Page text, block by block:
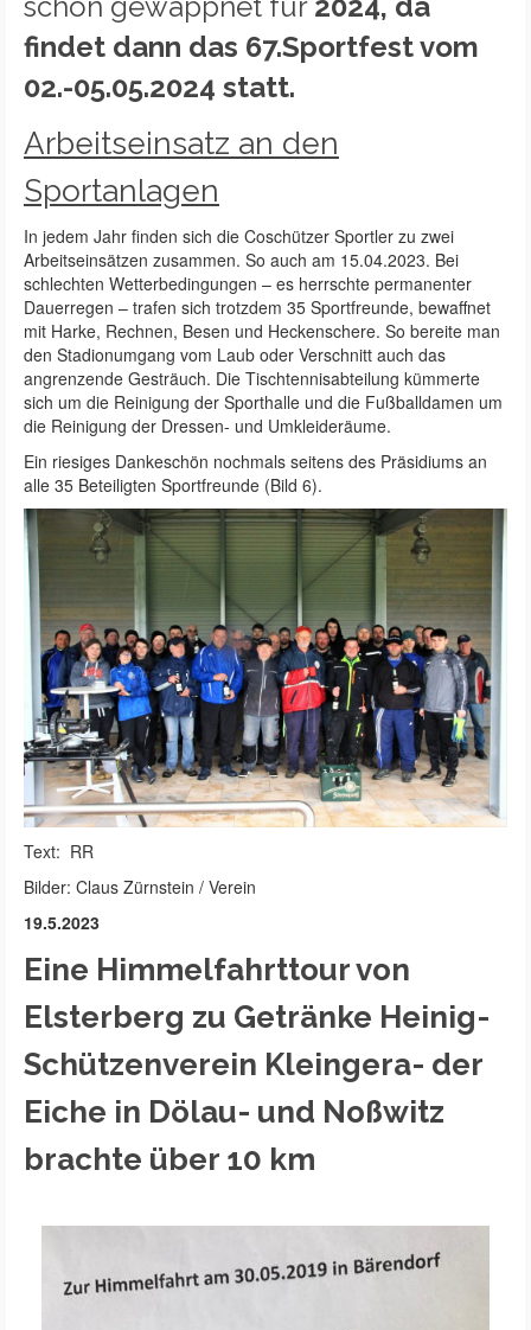
findet dann das 67.Sportfest vom
02.-05.05.2024 statt.
Arbeitseinsatz an den
Sportanlagen
In jedem Jahr finden sich die Coschützer Sportler zu zwei
Arbeitseinsätzen zusammen. So auch am 15.04.2023. Bei
schlechten Wetterbedingungen – es herrschte permanenter
Dauerregen – trafen sich trotzdem 35 Sportfreunde, bewaffnet
mit Harke, Rechnen, Besen und Heckenschere. So bereite man
den Stadionumgang vom Laub oder Verschnitt auch das
angrenzende Gesträuch. Die Tischtennisabteilung kümmerte
sich um die Reinigung der Sporthalle und die Fußballdamen um
die Reinigung der Dressen- und Umkleideräume.
Ein riesiges Dankeschön nochmals seitens des Präsidiums an
alle 35 Beteiligten Sportfreunde (Bild 6).
Text: RR
Bilder: Claus Zürnstein / Verein
19.5.2023
Eine Himmelfahrttour von
Elsterberg zu Getränke Heinig-
Schützenverein Kleingera- der
Eiche in Dölau- und Noßwitz
brachte über 10 km